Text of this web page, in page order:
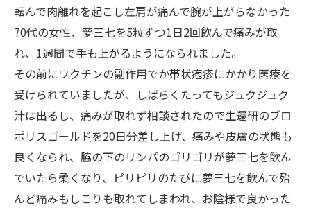
転んで肉離れを起こし左肩が痛んで腕が上がらなかった
70代の女性、夢三七を5粒ずつ1日2回飲んで痛みが取
れ、1週間で手も上がるようになられました。
その前にワクチンの副作用でか帯状疱疹にかかり医療を
受けられていましたが、しばらくたってもジュクジュク
汁は出るし、痛みが取れず相談されたので生還研のブロ
ポリスゴールドを20日分差し上げ、痛みや皮膚の状態も
良くなられ、脇の下のリンパのゴリゴリが夢三七を飲ん
でいたら柔くなり、ピリピリのたびに夢三七を飲んで殆
んど痛みもしこりも取れてしまわれ、お陰様で良かった